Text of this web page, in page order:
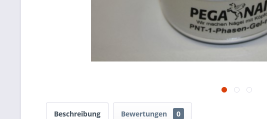
Beschreibung Bewertungen 0